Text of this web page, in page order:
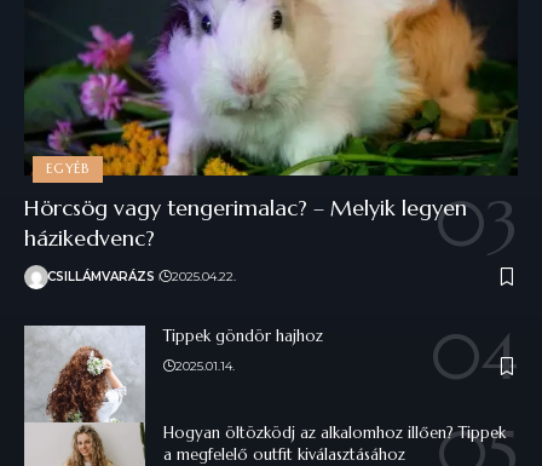
EGYÉB
Hörcsög vagy tengerimalac? – Melyik legyen
házikedvenc?
CSILLÁMVARÁZS 2025.04.22.
Tippek göndör hajhoz
2025.01.14.
Hogyan öltözködj az alkalomhoz illően? Tippek
a megfelelő outfit kiválasztásához